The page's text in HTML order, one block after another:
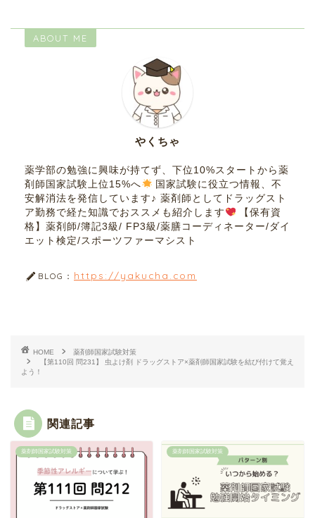
ABOUT ME
やくちゃ
薬学部の勉強に興味が持てず、下位10%スタートから薬
剤師国家試験上位15%へ
国家試験に役立つ情報、不
安解消法を発信しています♪ 薬剤師としてドラッグスト
ア勤務で経た知識でおススメも紹介します
【保有資
格】薬剤師/簿記3級/ FP3級/薬膳コーディネーター/ダイ
エット検定/スポーツファーマシスト
BLOG： https://yakucha.com
HOME
薬剤師国家試験対策
【第110回 問231】 虫よけ剤 ドラッグストア×薬剤師国家試験を結び付けて覚え
よう！
関連記事
薬剤師国家試験対策 薬剤師国家試験対策